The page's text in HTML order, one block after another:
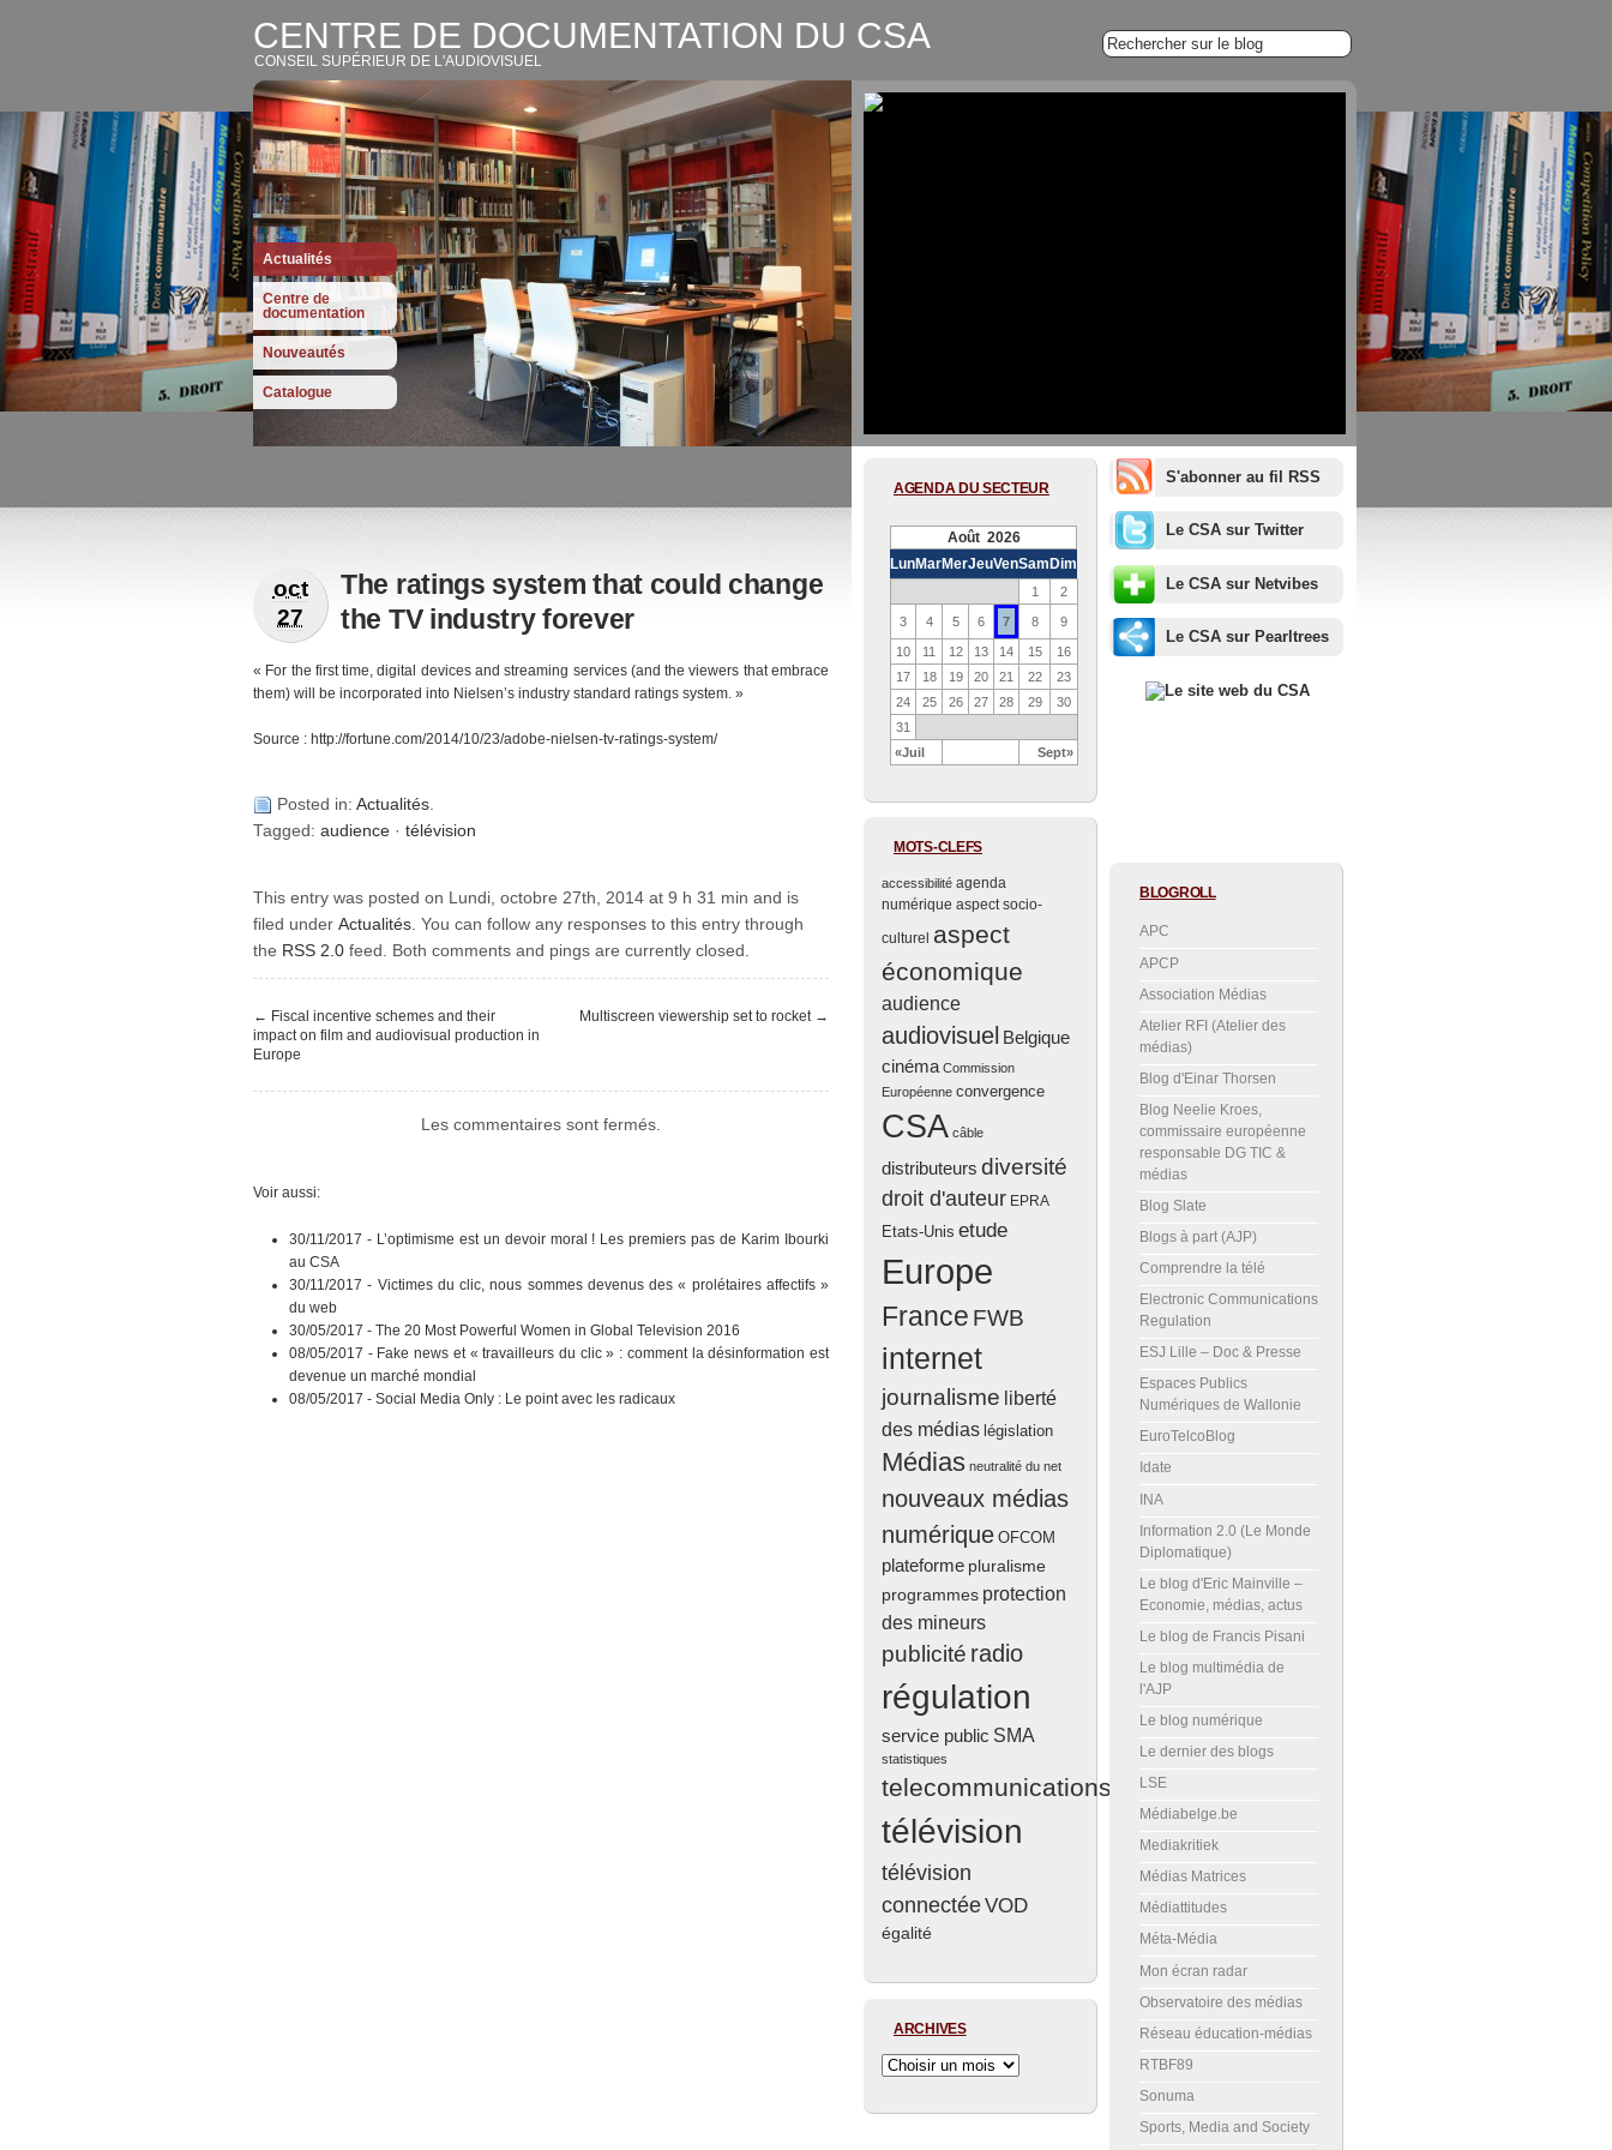
CENTRE DE DOCUMENTATION DU CSA
CONSEIL SUPÉRIEUR DE L'AUDIOVISUEL
Actualités
Centre de
documentation
Nouveautés
Catalogue
oct
27
The ratings system that could change
the TV industry forever
« For the first time, digital devices and streaming services (and the viewers that embrace
them) will be incorporated into Nielsen’s industry standard ratings system. »
Source : http://fortune.com/2014/10/23/adobe-nielsen-tv-ratings-system/
Posted in: Actualités
Tagged: audience · télévision
This entry was posted on Lundi, octobre 27th, 2014 at 9 h 31 min and is
filed under Actualités . You can follow any responses to this entry through
the RSS 2.0 feed. Both comments and pings are currently closed.
← Fiscal incentive schemes and their
impact on film and audiovisual production in
Europe
Multiscreen viewership set to rocket →
Les commentaires sont fermés.
Voir aussi:
30/11/2017 - L’optimisme est un devoir moral ! Les premiers pas de Karim Ibourki
au CSA
30/11/2017 - Victimes du clic, nous sommes devenus des « prolétaires affectifs »
du web
30/05/2017 - The 20 Most Powerful Women in Global Television 2016
08/05/2017 - Fake news et « travailleurs du clic » : comment la désinformation est
devenue un marché mondial
08/05/2017 - Social Media Only : Le point avec les radicaux
AGENDA DU SECTEUR
Août 2026
LunMarMerJeuVenSam Dim
«Juil Sept»
1 2
3 4 5 6 7 8 9
10 11 12 13 14 15
16
17
18 19 20 21 22
23
24
25 26 27 28 29
30
31
MOTS-CLEFS
accessibilité agenda
numérique aspect socio-
culturel aspect
économique
audience
audiovisuel Belgique
cinéma Commission
Européenne convergence
CSA câble
distributeurs diversité
droit d'auteur EPRA
Etats-Unis etude
Europe
France FWB
internet
journalisme liberté
des médias législation
Médias neutralité du net
nouveaux médias
numérique OFCOM
plateforme pluralisme
programmes protection
des mineurs
publicité radio
régulation
service public SMA
statistiques
telecommunications
télévision
télévision
connectéeVOD
égalité
ARCHIVES
S'abonner au fil RSS
Le CSA sur Twitter
Le CSA sur Netvibes
Le CSA sur Pearltrees
BLOGROLL
APC
APCP
Association Médias
Atelier RFI (Atelier des
médias)
Blog d'Einar Thorsen
Blog Neelie Kroes,
commissaire européenne
responsable DG TIC &
médias
Blog Slate
Blogs à part (AJP)
Comprendre la télé
Electronic Communications
Regulation
ESJ Lille – Doc & Presse
Espaces Publics
Numériques de Wallonie
EuroTelcoBlog
Idate
INA
Information 2.0 (Le Monde
Diplomatique)
Le blog d'Eric Mainville –
Economie, médias, actus
Le blog de Francis Pisani
Le blog multimédia de
l'AJP
Le blog numérique
Le dernier des blogs
LSE
Médiabelge.be
Mediakritiek
Médias Matrices
Médiattitudes
Méta-Média
Mon écran radar
Observatoire des médias
Réseau éducation-médias
RTBF89
Sonuma
Sports, Media and Society